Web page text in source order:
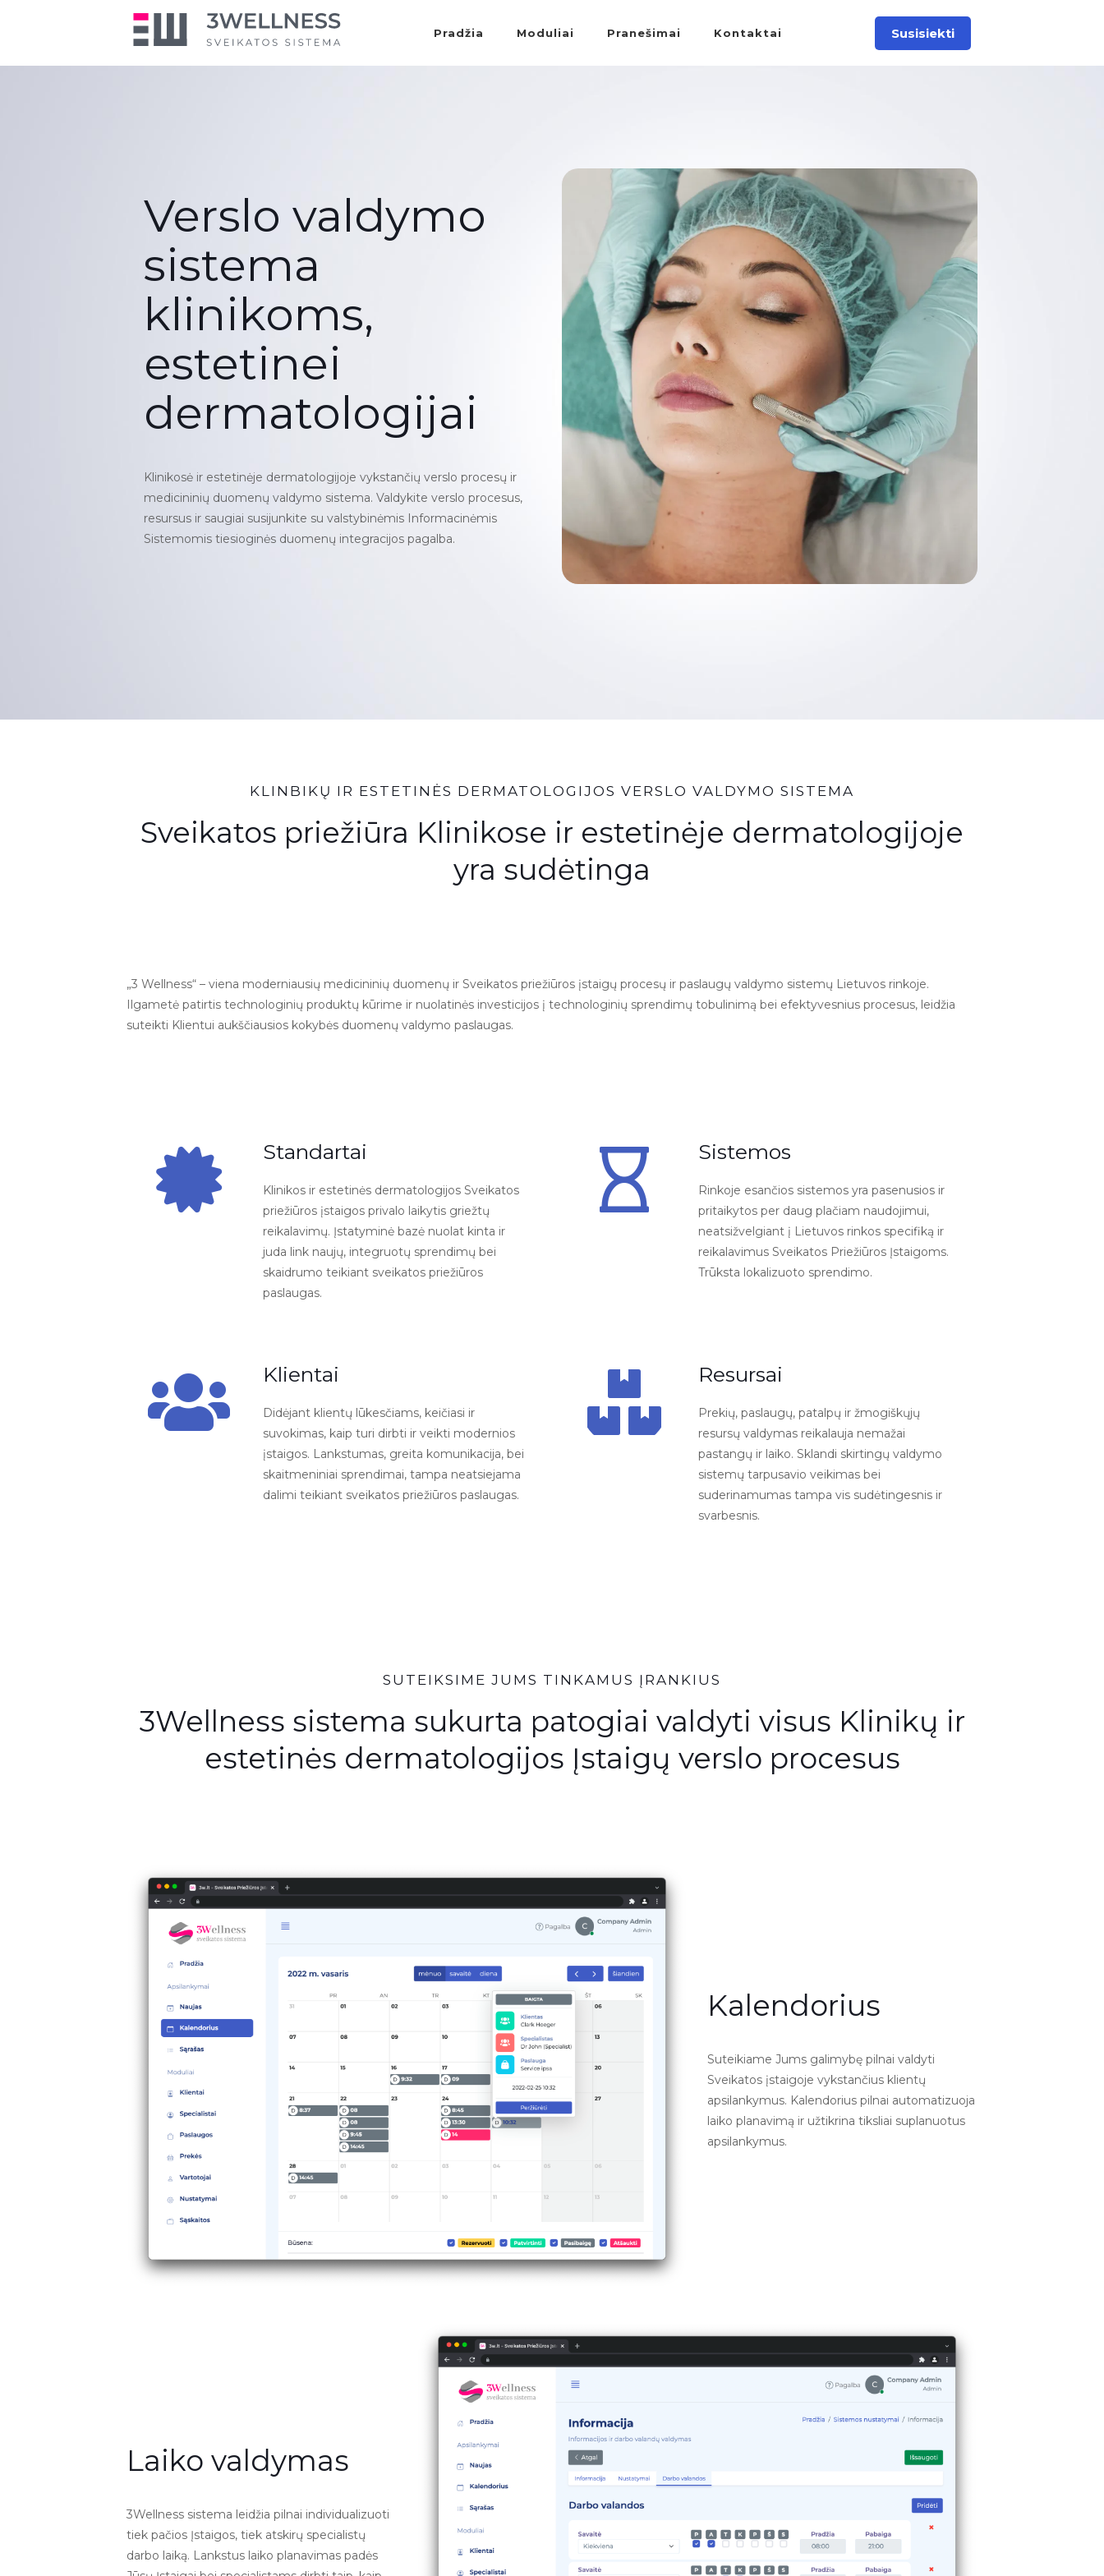
Pradžia Moduliai Pranešimai Kontaktai Susisiekti
Verslo valdymo
sistema
klinikoms,
estetinei
dermatologijai
Klinikosė ir estetinėje dermatologijoje vykstančių verslo procesų ir
medicininių duomenų valdymo sistema. Valdykite verslo procesus,
resursus ir saugiai susijunkite su valstybinėmis Informacinėmis
Sistemomis tiesioginės duomenų integracijos pagalba.
KLINBIKŲ IR ESTETINĖS DERMATOLOGIJOS VERSLO VALDYMO SISTEMA
Sveikatos priežiūra Klinikose ir estetinėje dermatologijoje
yra sudėtinga
„3 Wellness“ – viena moderniausių medicininių duomenų ir Sveikatos priežiūros įstaigų procesų ir paslaugų valdymo sistemų Lietuvos rinkoje.
Ilgametė patirtis technologinių produktų kūrime ir nuolatinės investicijos į technologinių sprendimų tobulinimą bei efektyvesnius procesus, leidžia
suteikti Klientui aukščiausios kokybės duomenų valdymo paslaugas.
Standartai
Klinikos ir estetinės dermatologijos Sveikatos
priežiūros įstaigos privalo laikytis griežtų
reikalavimų. Įstatyminė bazė nuolat kinta ir
juda link naujų, integruotų sprendimų bei
skaidrumo teikiant sveikatos priežiūros
paslaugas.
Sistemos
Rinkoje esančios sistemos yra pasenusios ir
pritaikytos per daug plačiam naudojimui,
neatsižvelgiant į Lietuvos rinkos specifiką ir
reikalavimus Sveikatos Priežiūros Įstaigoms.
Trūksta lokalizuoto sprendimo.
Klientai
Didėjant klientų lūkesčiams, keičiasi ir
suvokimas, kaip turi dirbti ir veikti modernios
įstaigos. Lankstumas, greita komunikacija, bei
skaitmeniniai sprendimai, tampa neatsiejama
dalimi teikiant sveikatos priežiūros paslaugas.
Resursai
Prekių, paslaugų, patalpų ir žmogiškųjų
resursų valdymas reikalauja nemažai
pastangų ir laiko. Sklandi skirtingų valdymo
sistemų tarpusavio veikimas bei
suderinamumas tampa vis sudėtingesnis ir
svarbesnis.
SUTEIKSIME JUMS TINKAMUS ĮRANKIUS
3Wellness sistema sukurta patogiai valdyti visus Klinikų ir
estetinės dermatologijos Įstaigų verslo procesus
Kalendorius
Suteikiame Jums galimybę pilnai valdyti
Sveikatos įstaigoje vykstančius klientų
apsilankymus. Kalendorius pilnai automatizuoja
laiko planavimą ir užtikrina tiksliai suplanuotus
apsilankymus.
Laiko valdymas
3Wellness sistema leidžia pilnai individualizuoti
tiek pačios Įstaigos, tiek atskirų specialistų
darbo laiką. Lankstus laiko planavimas padės